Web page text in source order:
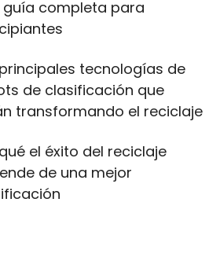
guía completa para
tecnologías de
de clasificación que
transformando el reciclaje
el éxito del reciclaje
de una mejor